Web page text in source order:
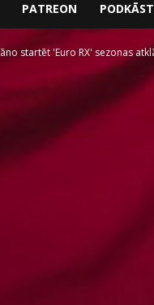
PATREON
startēt 'Euro RX' sezonas